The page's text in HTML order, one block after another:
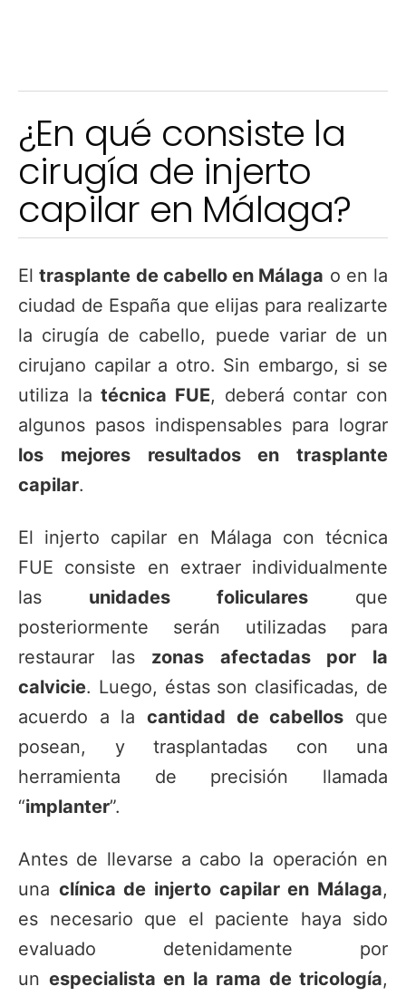
¿En qué consiste la
cirugía de injerto
capilar en Málaga?
Eltrasplante de cabello en Málaga o en la
ciudad de España que elijas para realizarte
la cirugía de cabello, puede variar de un
cirujano capilar a otro. Sin embargo, si se
utiliza latécnica FUE, deberá contar con
algunos pasos indispensables para lograr
los mejores resultados en trasplante
capilar.
El injerto capilar en Málaga con técnica
FUE consiste en extraer individualmente
las unidades foliculares que
posteriormente serán utilizadas para
restaurar las zonas afectadas por la
calvicie. Luego, éstas son clasificadas, de
acuerdo a la cantidad de cabellos que
posean, y trasplantadas con una
herramienta de precisión llamada
“implanter”.
Antes de llevarse a cabo la operación en
una clínica de injerto capilar en Málaga,
es necesario que el paciente haya sido
evaluado detenidamente por
un especialista en la rama de tricología,